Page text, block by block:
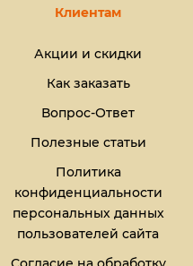
Клиентам
Акции и скидки
Как заказать
Вопрос-Ответ
Полезные статьи
Политика
конфиденциальности
персональных данных
пользователей сайта